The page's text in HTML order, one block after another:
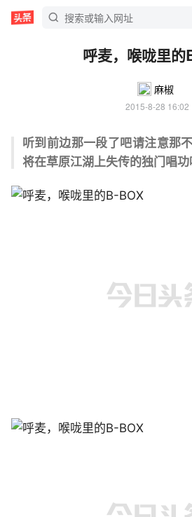
呼麦，喉咙里的
麻椒
2015-8-28 16:02
听到前边那一段了吧请注意那
将在草原江湖上失传的独门唱功